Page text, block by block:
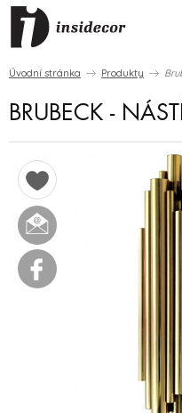
Úvodní stránka Produkty
BRUBECK -